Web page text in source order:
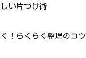
い片づけ術
！らくらく整理のコツ